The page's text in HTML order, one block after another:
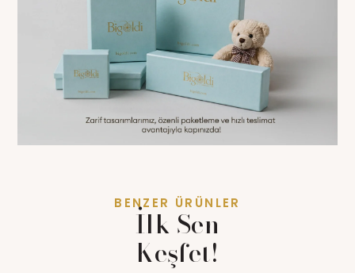
BENZER ÜRÜNLER
İlk Sen
Keşfet!